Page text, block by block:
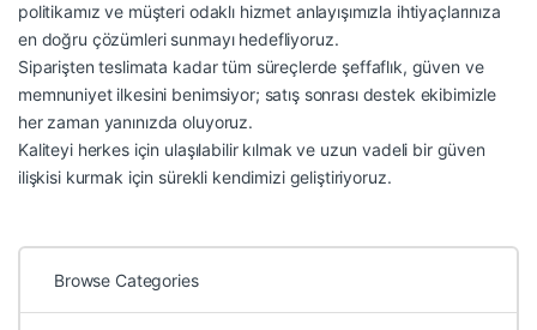
politikamız ve müşteri odaklı hizmet anlayışımızla ihtiyaçlarınıza
en doğru çözümleri sunmayı hedefliyoruz.
Siparişten teslimata kadar tüm süreçlerde şeffaflık, güven ve
memnuniyet ilkesini benimsiyor; satış sonrası destek ekibimizle
her zaman yanınızda oluyoruz.
Kaliteyi herkes için ulaşılabilir kılmak ve uzun vadeli bir güven
ilişkisi kurmak için sürekli kendimizi geliştiriyoruz.
Browse Categories